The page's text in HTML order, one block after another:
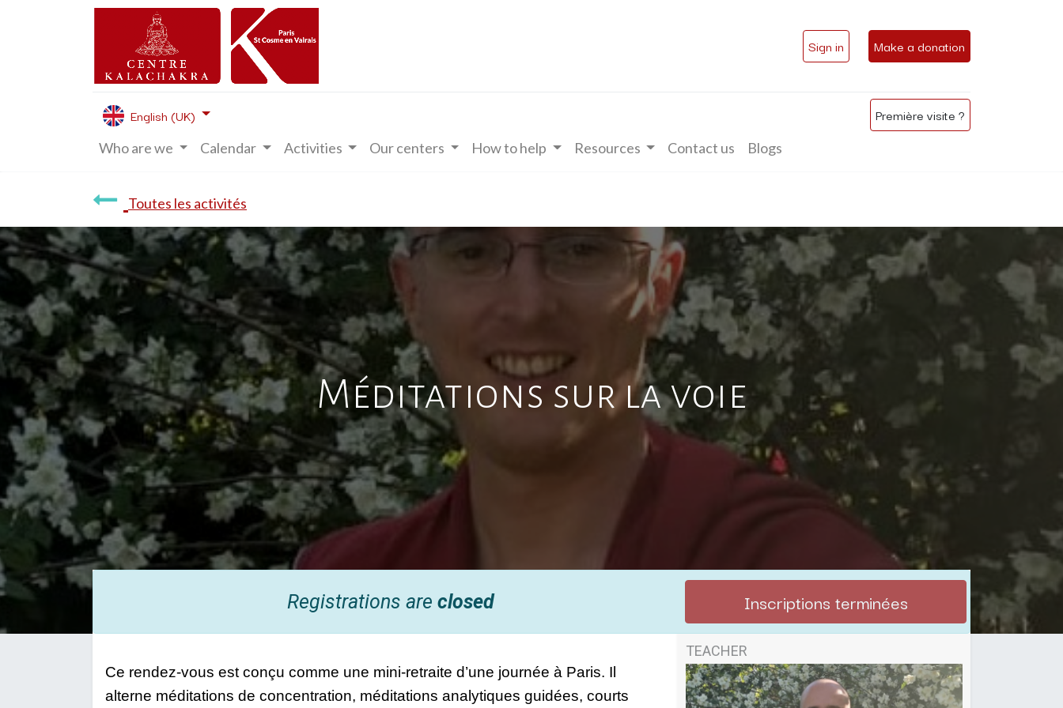
Sign in Make a donation
English (UK) Première visite ?
Who are we Calendar Activities Our centers How to help Resources Contact us Blogs
Toutes les activités
Méditations sur la voie
Registrations are closed Inscriptions terminées
Ce rendez-vous est conçu comme une mini-retraite d’une journée à Paris. Il
alterne méditations de concentration, méditations analytiques guidées, courts
TEACHER